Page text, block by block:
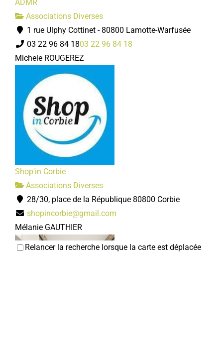
ADMR
Associations Diverses
1 rue Ulphy Cottinet - 80800 Lamotte-Warfusée
03 22 96 84 1803 22 96 84 18
Michele ROUGEREZ
Shop'in Corbie
Associations Diverses
28/30, place de la République 80800 Corbie
shopincorbie@gmail.com
Mélanie GAUTHIER
Relancer la recherche lorsque la carte est déplacée